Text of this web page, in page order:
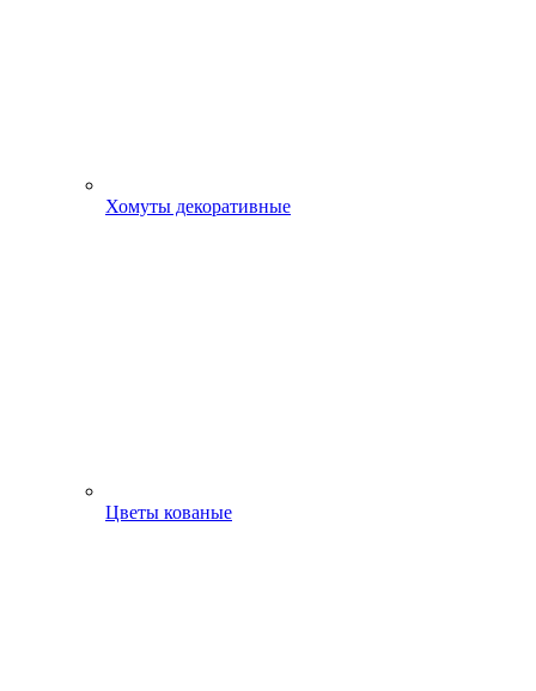
Хомуты декоративные
Цветы кованые